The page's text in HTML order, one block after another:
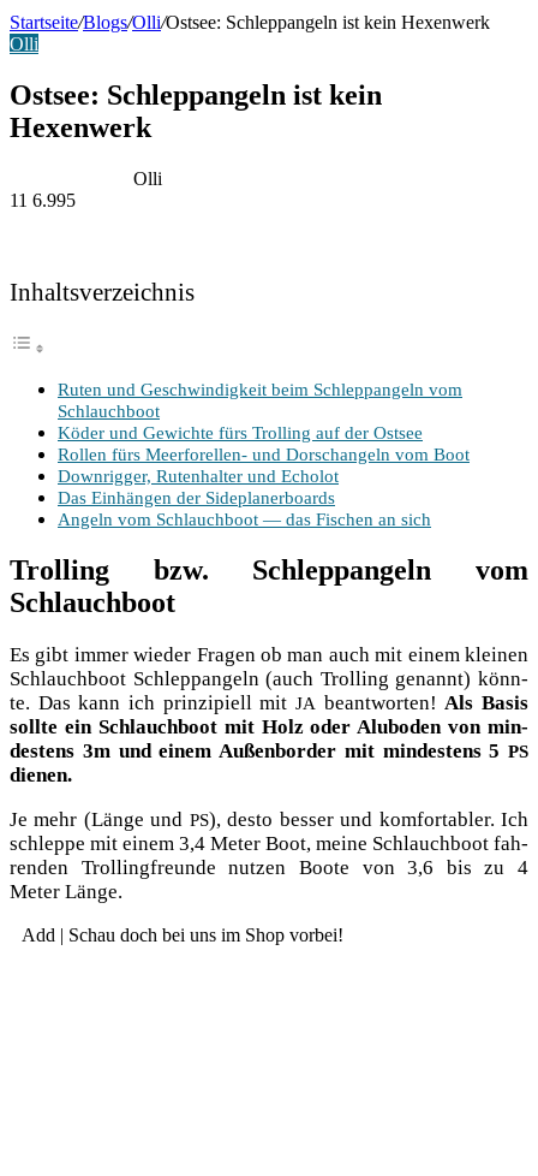
Startseite/Blogs/Olli/Ostsee: Schleppangeln ist kein Hexenwerk
Olli
Ostsee: Schleppangeln ist kein
Hexenwerk
Olli
11 6.995
Inhalts­ver­zeich­nis
Ruten und Geschwin­dig­keit beim Schlepp­an­geln vom
Schlauchboot
Köder und Gewich­te fürs Trol­ling auf der Ostsee
Rol­len fürs Meer­fo­rel­len- und Dorsch­an­geln vom Boot
Down­rig­ger, Ruten­hal­ter und Echolot
Das Ein­hän­gen der Sideplanerboards
Angeln vom Schlauch­boot — das Fischen an sich
Trolling bzw. Schleppangeln vom
Schlauchboot
Es gibt immer wie­der Fra­gen ob man auch mit einem klei­nen
Schlauch­boot Schlepp­an­geln (auch Trol­ling genannt) könn­
te. Das kann ich prin­zi­pi­ell mit JA beant­wor­ten!Als Basis
soll­te ein Schlauch­boot mit Holz oder Alub­o­den von min­
des­tens 3m und einem Außen­bor­der mit min­des­tens 5 PS
dienen.
Je mehr (Län­ge und PS), des­to bes­ser und kom­for­ta­bler. Ich
schlep­pe mit einem 3,4 Meter Boot, mei­ne Schlauch­boot fah­
ren­den Trol­ling­freun­de nut­zen Boo­te von 3,6 bis zu 4
Meter Länge.
Add | Schau doch bei uns im Shop vorbei!